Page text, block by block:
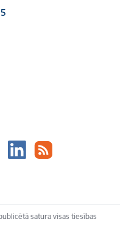
satura visas tiesības